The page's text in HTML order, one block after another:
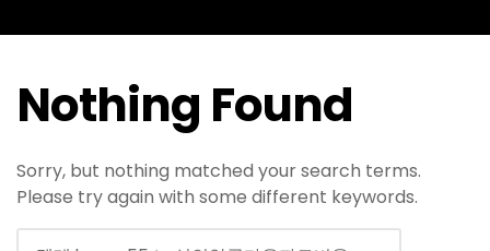
Nothing Found
Sorry, but nothing matched your search terms.
Please try again with some different keywords.